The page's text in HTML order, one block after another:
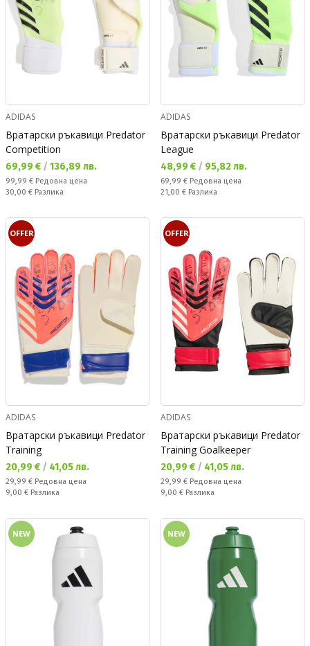
ADIDAS
Вратарски ръкавици Predator
Competition
Текуща цена:
69,99 € / 136,89 лв.
Редовна цена:
99,99 € Редовна цена
Спестявате:
30,00 € Разлика
ADIDAS
Вратарски ръкавици Predator
League
Текуща цена:
48,99 € / 95,82 лв.
Редовна цена:
69,99 € Редовна цена
Спестявате:
21,00 € Разлика
OFFER
ADIDAS
Вратарски ръкавици Predator
Training
Текуща цена:
20,99 € / 41,05 лв.
Редовна цена:
29,99 € Редовна цена
Спестявате:
9,00 € Разлика
OFFER
ADIDAS
Вратарски ръкавици Predator
Training Goalkeeper
Текуща цена:
20,99 € / 41,05 лв.
Редовна цена:
29,99 € Редовна цена
Спестявате:
9,00 € Разлика
NEW NEW